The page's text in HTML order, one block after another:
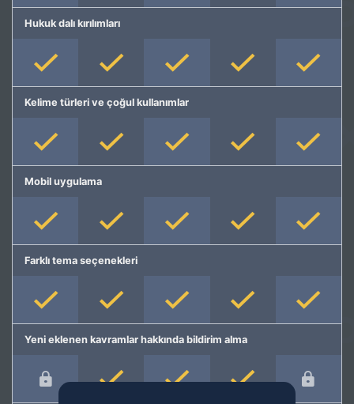
Hukuk dalı kırılımları
Kelime türleri ve çoğul kullanımlar
Mobil uygulama
Farklı tema seçenekleri
Yeni eklenen kavramlar hakkında bildirim alma